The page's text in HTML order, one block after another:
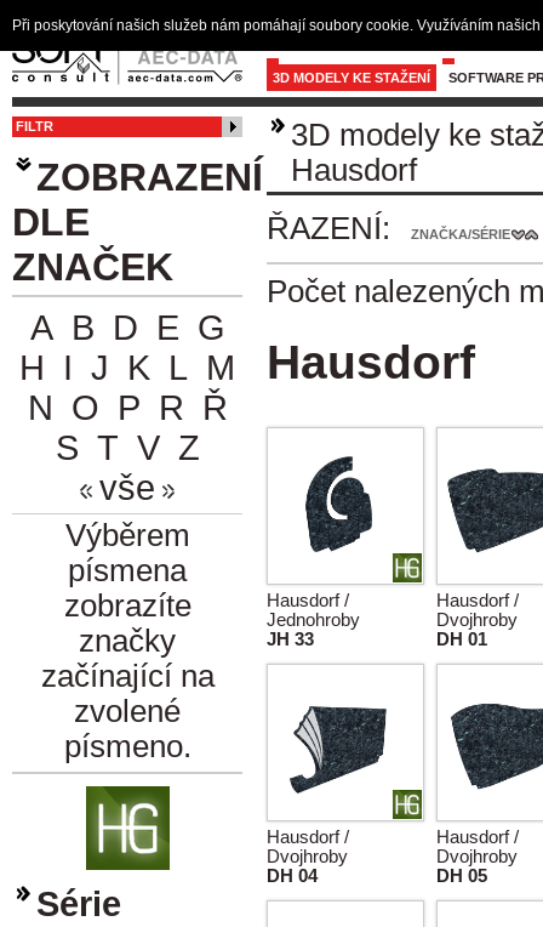
3D MODELY KE STAŽENÍ SOFTWARE
FILTR
ZOBRAZENÍ
DLE
ZNAČEK
A B D E G
H I J K L M
N O P R Ř
S T V Z
vše
Výběrem
písmena
zobrazíte
značky
začínající na
zvolené
písmeno.
Série
3D modely ke
Hausdorf
ŘAZENÍ:
ZNAČKA/SÉRIE
Počet nalezených
Hausdorf
Hausdorf /
Jednohroby
JH 33
Hausdorf /
Dvojhroby
DH 01
Hausdorf /
Dvojhroby
DH 04
Hausdorf /
Dvojhroby
DH 05
Při poskytování našich služeb nám pomáhají soubory cookie. Využíváním